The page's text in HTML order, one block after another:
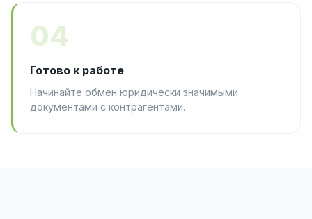
04
Готово к работе
Начинайте обмен юридически значимыми
документами с контрагентами.